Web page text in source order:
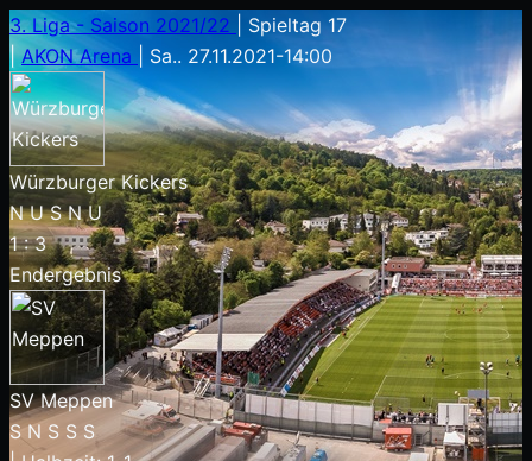
3. Liga - Saison 2021/22
Spieltag 17
| AKON Arena Sa.. 27.11.2021-14:00
Würzburger Kickers
NUSNU
1 : 3
Endergebnis
SV Meppen
SN S S S